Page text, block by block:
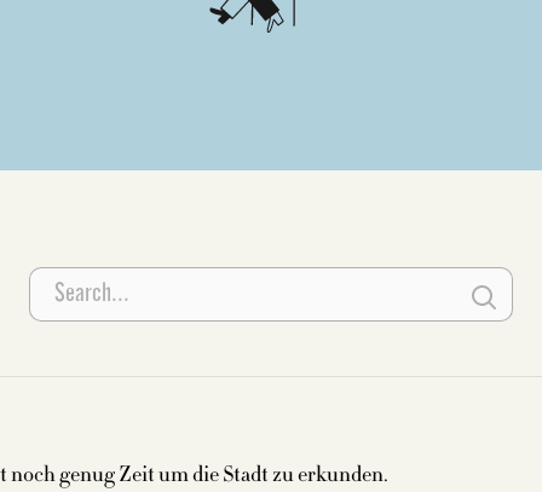
genug Zeit um die Stadt zu erkunden.